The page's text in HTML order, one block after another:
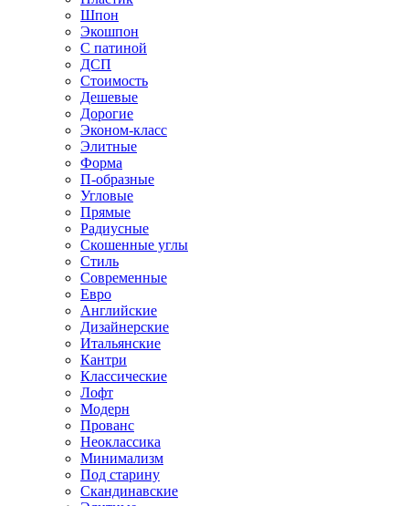
Шпон
Экошпон
С патиной
ДСП
Стоимость
Дешевые
Дорогие
Эконом-класс
Элитные
Форма
П-образные
Угловые
Прямые
Радиусные
Скошенные углы
Стиль
Современные
Евро
Английские
Дизайнерские
Итальянские
Кантри
Классические
Лофт
Модерн
Прованс
Неоклассика
Минимализм
Под старину
Скандинавские